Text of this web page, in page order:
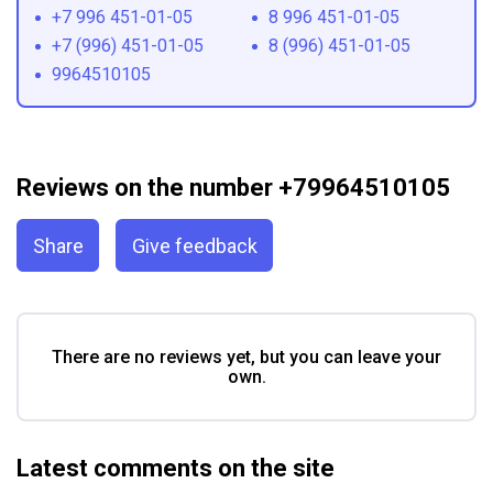
+7 996 451-01-05
8 996 451-01-05
+7 (996) 451-01-05
8 (996) 451-01-05
9964510105
Reviews on the number +79964510105
Share Give feedback
There are no reviews yet, but you can leave your
own.
Latest comments on the site